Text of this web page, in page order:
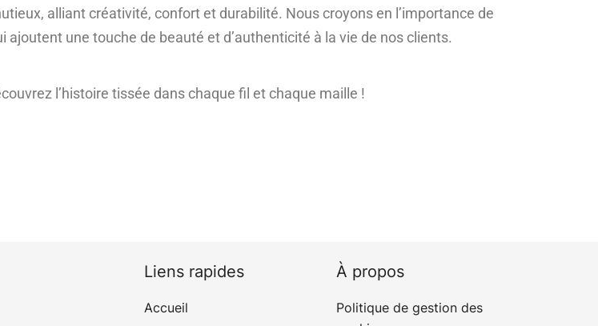
alliant créativité, confort et durabilité. Nous croyons en l’importance de
une touche de beauté et d’authenticité à la vie de nos clients.
l’histoire tissée dans chaque fil et chaque maille !
Liens rapides
Accueil
À propos
Politique de gestion des